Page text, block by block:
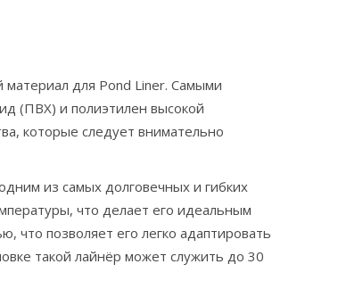
для Pond Liner. Самыми
(ПВХ) и полиэтилен высокой
которые следует внимательно
из самых долговечных и гибких
что делает его идеальным
что позволяет его легко адаптировать
такой лайнёр может служить до 30